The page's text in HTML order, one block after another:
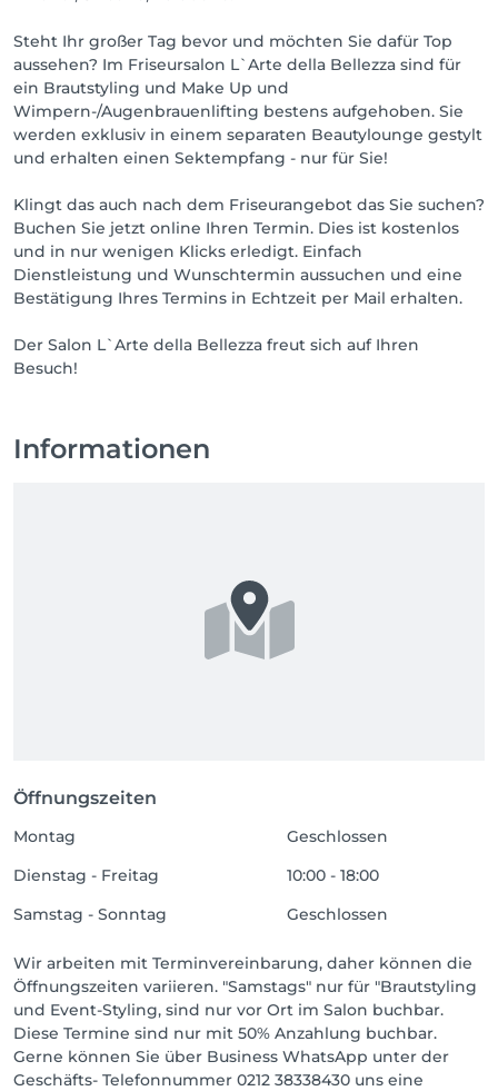
Steht Ihr großer Tag bevor und möchten Sie dafür Top
aussehen? Im Friseursalon L`Arte della Bellezza sind für
ein Brautstyling und Make Up und
Wimpern-/Augenbrauenlifting bestens aufgehoben. Sie
werden exklusiv in einem separaten Beautylounge gestylt
und erhalten einen Sektempfang - nur für Sie!
Klingt das auch nach dem Friseurangebot das Sie suchen?
Buchen Sie jetzt online Ihren Termin. Dies ist kostenlos
und in nur wenigen Klicks erledigt. Einfach
Dienstleistung und Wunschtermin aussuchen und eine
Bestätigung Ihres Termins in Echtzeit per Mail erhalten.
Der Salon L`Arte della Bellezza freut sich auf Ihren
Besuch!
Informationen
Öffnungszeiten
Montag
Geschlossen
Dienstag - Freitag
10:00 - 18:00
Samstag - Sonntag
Geschlossen
Wir arbeiten mit Terminvereinbarung, daher können die
Öffnungszeiten variieren. "Samstags" nur für "Brautstyling
und Event-Styling, sind nur vor Ort im Salon buchbar.
Diese Termine sind nur mit 50% Anzahlung buchbar.
Gerne können Sie über Business WhatsApp unter der
Geschäfts- Telefonnummer 0212 38338430 uns eine